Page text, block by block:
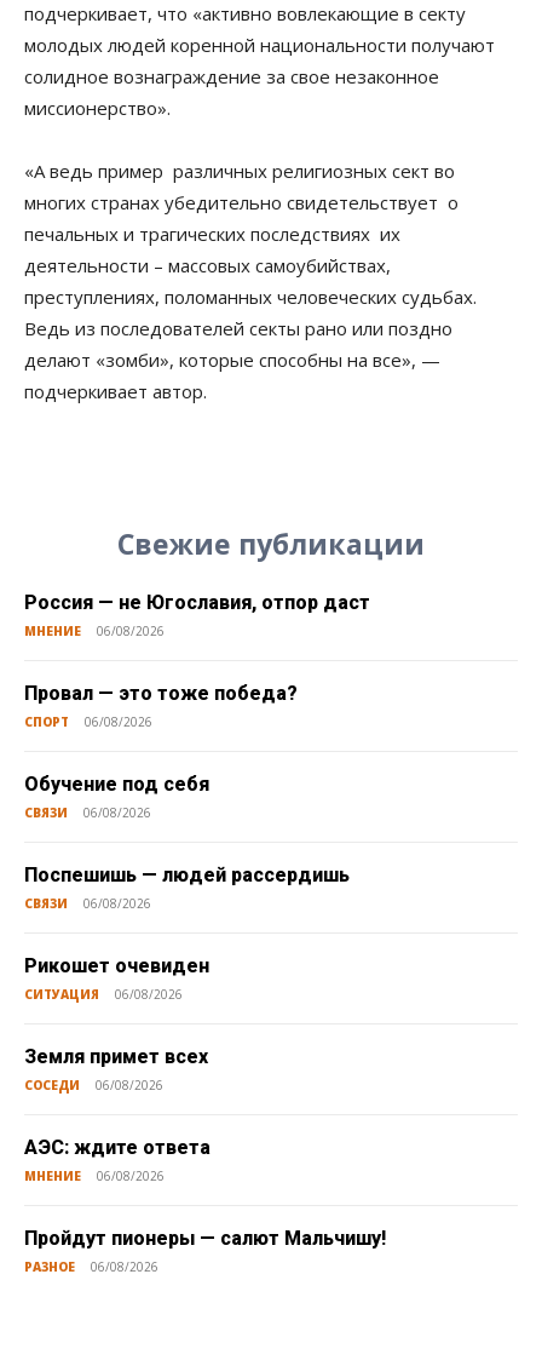
подчеркивает, что «активно вовлекающие в секту
молодых людей коренной национальности получают
солидное вознаграждение за свое незаконное
миссионерство».
«А ведь пример различных религиозных сект во
многих странах убедительно свидетельствует о
печальных и трагических последствиях их
деятельности – массовых самоубийствах,
преступлениях, поломанных человеческих судьбах.
Ведь из последователей секты рано или поздно
делают «зомби», которые способны на все», —
подчеркивает автор.
Свежие публикации
Россия — не Югославия, отпор даст
МНЕНИЕ 06/08/2026
Провал — это тоже победа?
СПОРТ 06/08/2026
Обучение под себя
СВЯЗИ 06/08/2026
Поспешишь — людей рассердишь
СВЯЗИ 06/08/2026
Рикошет очевиден
СИТУАЦИЯ 06/08/2026
Земля примет всех
СОСЕДИ 06/08/2026
АЭС: ждите ответа
МНЕНИЕ 06/08/2026
Пройдут пионеры — салют Мальчишу!
РАЗНОЕ 06/08/2026